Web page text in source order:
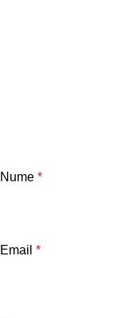
Nume *
Email *